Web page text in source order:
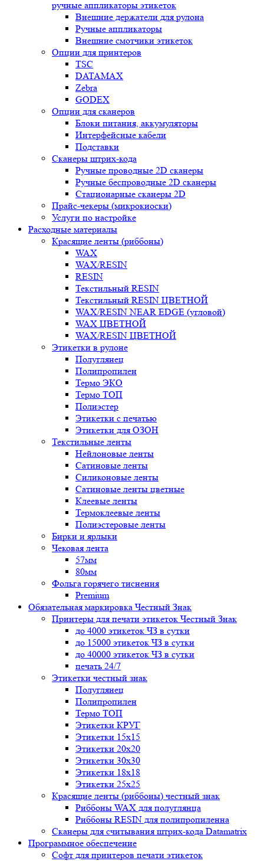
ручные аппликаторы этикеток
Внешние держатели для рулона
Ручные аппликаторы
Внешние смотчики этикеток
Опции для принтеров
TSC
DATAMAX
Zebra
GODEX
Опции для сканеров
Блоки питания, аккумуляторы
Интерфейсные кабели
Подставки
Сканеры штрих-кода
Ручные проводные 2D сканеры
Ручные беспроводные 2D сканеры
Стационарные сканеры 2D
Прайс-чекеры (микрокиоски)
Услуги по настройке
Расходные материалы
Красящие ленты (риббоны)
WAX
WAX/RESIN
RESIN
Текстильный RESIN
Текстильный RESIN ЦВЕТНОЙ
WAX/RESIN NEAR EDGE (угловой)
WAX ЦВЕТНОЙ
WAX/RESIN ЦВЕТНОЙ
Этикетки в рулоне
Полуглянец
Полипропилен
Термо ЭКО
Термо ТОП
Полиэстер
Этикетки с печатью
Этикетки для ОЗОН
Текстильные ленты
Нейлоновые ленты
Сатиновые ленты
Силиконовые ленты
Сатиновые ленты цветные
Клеевые ленты
Термоклеевые ленты
Полиэстеровые ленты
Бирки и ярлыки
Чековая лента
57мм
80мм
Фольга горячего тиснения
Premium
Обязательная маркировка Честный Знак
Принтеры для печати этикеток Честный Знак
до 4000 этикеток ЧЗ в сутки
до 15000 этикеток ЧЗ в сутки
до 40000 этикеток ЧЗ в сутки
печать 24/7
Этикетки честный знак
Полуглянец
Полипропилен
Термо ТОП
Этикетки КРУГ
Этикетки 15х15
Этикетки 20х20
Этикетки 30х30
Этикетки 18х18
Этикетки 25х25
Красящие ленты (риббоны) честный знак
Риббоны WAX для полуглянца
Риббоны RESIN для полипропиленна
Сканеры для считывания штрих-кода Datamatrix
Программное обеспечение
Софт для принтеров печати этикеток